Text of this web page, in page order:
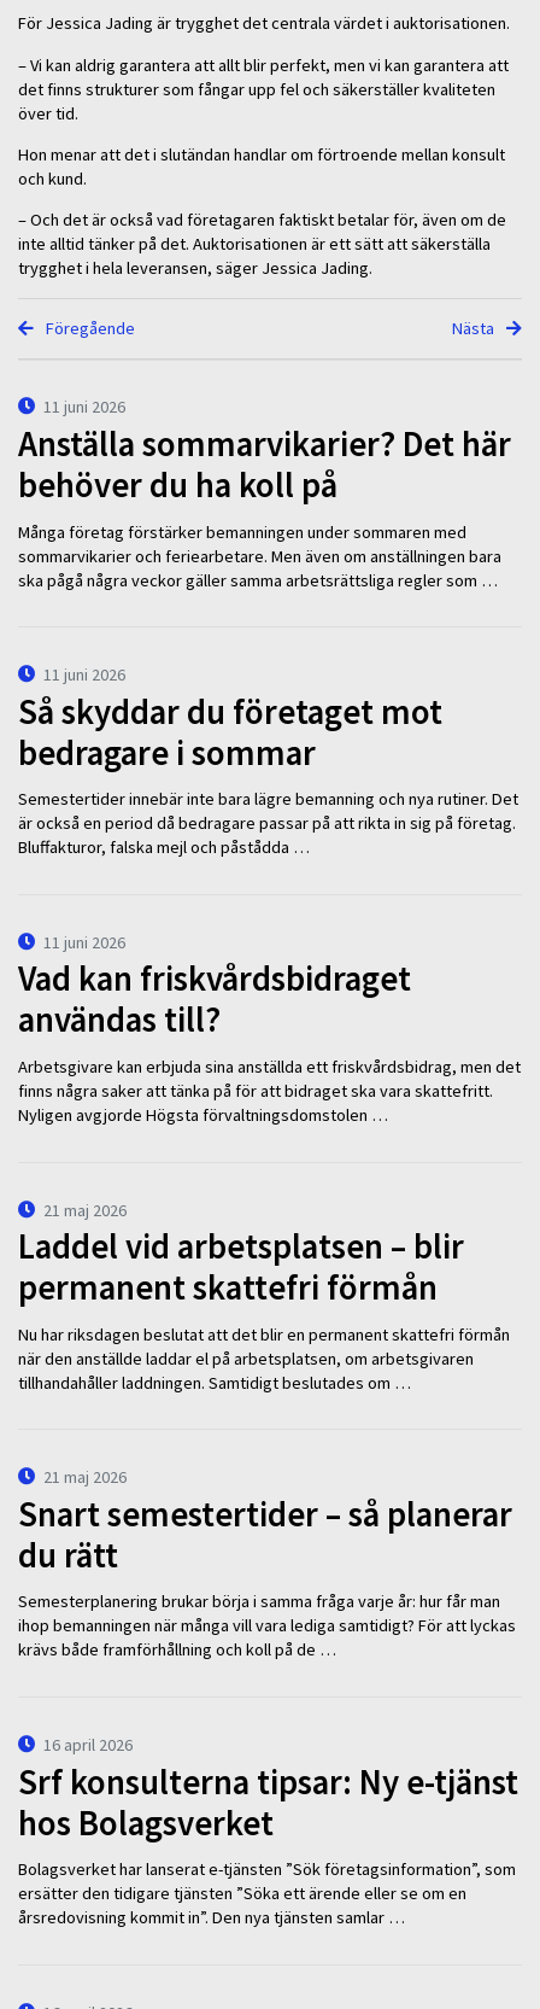
För Jessica Jading är trygghet det centrala värdet i auktorisationen.
– Vi kan aldrig garantera att allt blir perfekt, men vi kan garantera att
det finns strukturer som fångar upp fel och säkerställer kvaliteten
över tid.
Hon menar att det i slutändan handlar om förtroende mellan konsult
och kund.
– Och det är också vad företagaren faktiskt betalar för, även om de
inte alltid tänker på det. Auktorisationen är ett sätt att säkerställa
trygghet i hela leveransen, säger Jessica Jading.
Föregående Nästa
11 juni 2026
Anställa sommarvikarier? Det här
behöver du ha koll på
Många företag förstärker bemanningen under sommaren med
sommarvikarier och feriearbetare. Men även om anställningen bara
ska pågå några veckor gäller samma arbetsrättsliga regler som …
11 juni 2026
Så skyddar du företaget mot
bedragare i sommar
Semestertider innebär inte bara lägre bemanning och nya rutiner. Det
är också en period då bedragare passar på att rikta in sig på företag.
Bluffakturor, falska mejl och påstådda …
11 juni 2026
Vad kan friskvårdsbidraget
användas till?
Arbetsgivare kan erbjuda sina anställda ett friskvårdsbidrag, men det
finns några saker att tänka på för att bidraget ska vara skattefritt.
Nyligen avgjorde Högsta förvaltningsdomstolen …
21 maj 2026
Laddel vid arbetsplatsen – blir
permanent skattefri förmån
Nu har riksdagen beslutat att det blir en permanent skattefri förmån
när den anställde laddar el på arbetsplatsen, om arbetsgivaren
tillhandahåller laddningen. Samtidigt beslutades om …
21 maj 2026
Snart semestertider – så planerar
du rätt
Semesterplanering brukar börja i samma fråga varje år: hur får man
ihop bemanningen när många vill vara lediga samtidigt? För att lyckas
krävs både framförhållning och koll på de …
16 april 2026
Srf konsulterna tipsar: Ny e-tjänst
hos Bolagsverket
Bolagsverket har lanserat e-tjänsten ”Sök företagsinformation”, som
ersätter den tidigare tjänsten ”Söka ett ärende eller se om en
årsredovisning kommit in”. Den nya tjänsten samlar …